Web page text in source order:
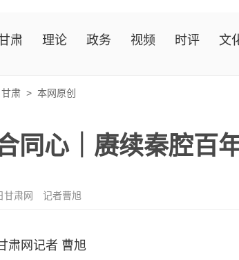
肃 理论 政务 视频 时评 文
甘肃 > 本网原创
同心｜赓续秦腔百
甘肃网 记者曹旭
网记者 曹旭